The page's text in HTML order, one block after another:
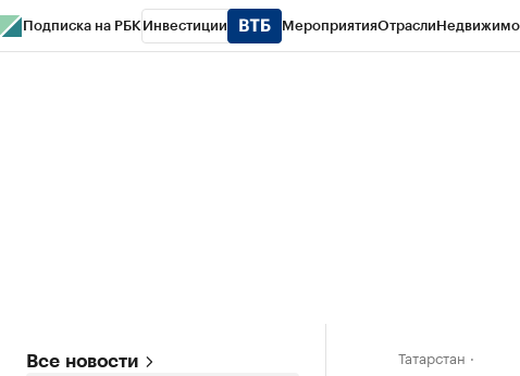
Подписка на РБК Инвестиции МероприятияОтрасли
Все новости Татарстан